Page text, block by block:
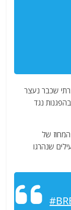
שכבר נעצר
נגד
של
שנהרגו